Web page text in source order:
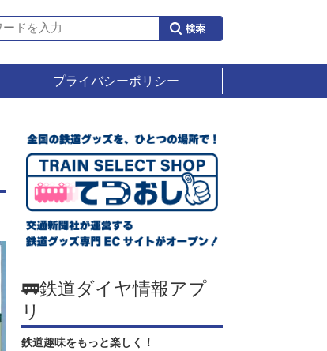
プライバシーポリシー
🚃鉄道ダイヤ情報アプ
リ
鉄道趣味をもっと楽しく！